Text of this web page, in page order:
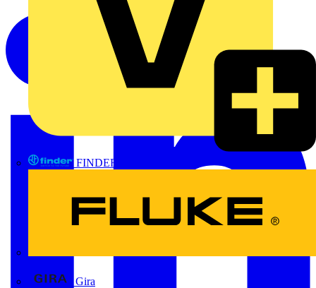
FINDER
Gira